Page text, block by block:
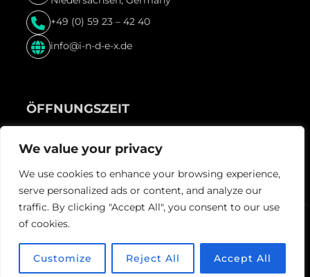
We value your privacy
We use cookies to enhance your browsing experience,
serve personalized ads or content, and analyze our
traffic. By clicking "Accept All", you consent to our use
of cookies.
Customize Reject All Accept All
+49 (0) 59 23 – 42 40
info@i-n-d-e-x.de
ÖFFNUNGSZEIT
Team.